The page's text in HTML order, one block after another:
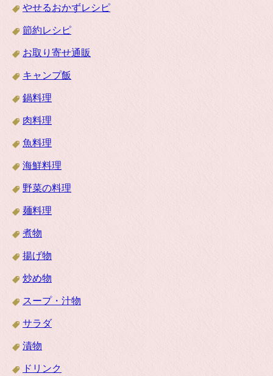
やせるおかずレシピ
節約レシピ
お取り寄せ通販
キャンプ飯
鍋料理
肉料理
魚料理
海鮮料理
野菜の料理
麺料理
煮物
揚げ物
炒め物
スープ・汁物
サラダ
漬物
ドリンク